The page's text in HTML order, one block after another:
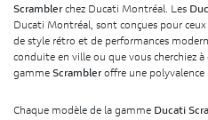
Scramblerchez Ducati Montréal. Les
Ducati Montréal, sont conçues pour
de style rétro et de performances
conduite en ville ou que vous cherchiez
gamme Scrambleroffre une polyvalence
Chaque modèle de la gamme Ducati